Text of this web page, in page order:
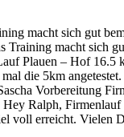
macht sich gut
Training macht sich
Plauen – Hof 16.5
die 5km
Vorbereitung
Hey Ralph, Firmenlauf
voll erreicht. Vielen